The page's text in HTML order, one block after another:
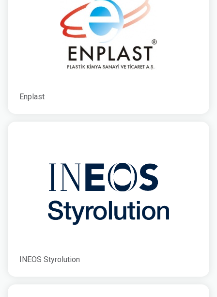
Enplast
INEOS Styrolution